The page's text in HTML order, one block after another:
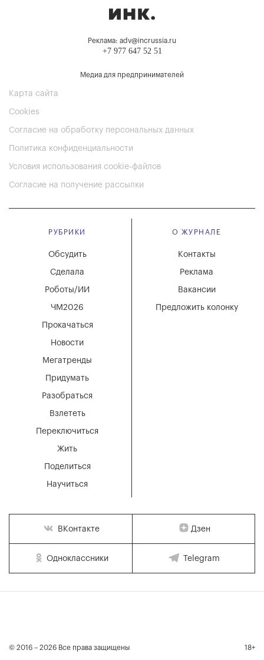
Реклама: adv@incrussia.ru
+7 977 647 52 51
Медиа для предпринимателей
Карта сайта
Cookies
Согласие на обработку персональных данных
Политика конфиденциальности
Условия использования cookie-файлов
Согласие на получение рассылки
РУБРИКИ
Мегатренды
Придумать
Разобраться
Взлететь
Новости
Переключиться
Жить
Поделиться
Научиться
Обсудить
Сделала
Роботы/ИИ
ЧМ2026
Прокачаться
О ЖУРНАЛЕ
Вакансии
Реклама
Контакты
Предложить колонку
ВКонтакте Дзен
Одноклассники Telegram
© 2016 – 2026 Все права защищены 18+